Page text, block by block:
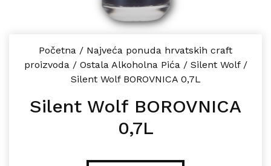
Početna / Najveća ponuda hrvatskih craft
proizvoda/ Ostala Alkoholna Pića/ Silent Wolf/
Silent Wolf BOROVNICA 0,7L
Silent Wolf BOROVNICA
0,7L